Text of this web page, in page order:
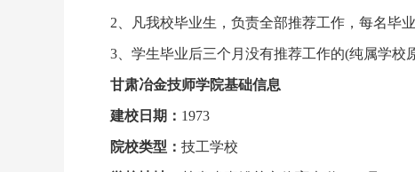
2、凡我校毕业生，负责全部推荐工作，每名毕
3、学生毕业后三个月没有推荐工作的(纯属学校
甘肃冶金技师学院基础信息
建校日期： 1973
院校类型： 技工学校